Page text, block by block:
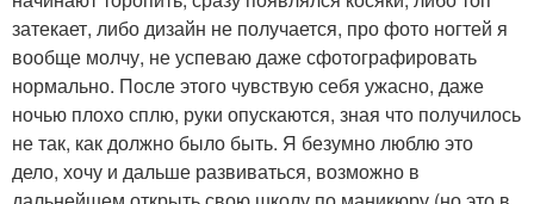
затекает, либо дизайн не получается, про фото ногтей я
вообще молчу, не успеваю даже сфотографировать
нормально. После этого чувствую себя ужасно, даже
ночью плохо сплю, руки опускаются, зная что получилось
не так, как должно было быть. Я безумно люблю это
дело, хочу и дальше развиваться, возможно в